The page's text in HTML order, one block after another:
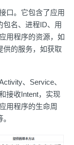
口。它包含了应用
包名、进程ID、用
用程序的资源，如
供的服务，如获取
、Service、
接收Intent，实现
用程序的生命周